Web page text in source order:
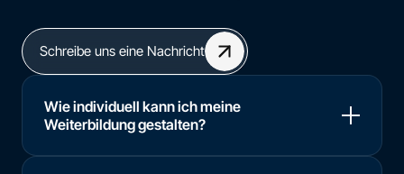
Schreibe uns eine Nachricht
Wie individuell kann ich meine
Weiterbildung gestalten?